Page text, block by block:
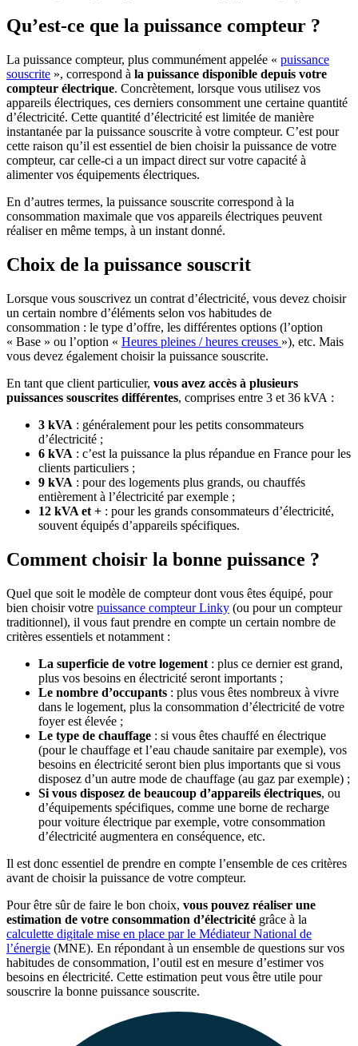
Qu’est-ce que la puissance compteur ?
La puissance compteur, plus communément appelée « puissance
souscrite », correspond à la puissance disponible depuis votre
compteur électrique. Concrètement, lorsque vous utilisez vos
appareils électriques, ces derniers consomment une certaine quantité
d’électricité. Cette quantité d’électricité est limitée de manière
instantanée par la puissance souscrite à votre compteur. C’est pour
cette raison qu’il est essentiel de bien choisir la puissance de votre
compteur, car celle-ci a un impact direct sur votre capacité à
alimenter vos équipements électriques.
En d’autres termes, la puissance souscrite correspond à la
consommation maximale que vos appareils électriques peuvent
réaliser en même temps, à un instant donné.
Choix de la puissance souscrit
Lorsque vous souscrivez un contrat d’électricité, vous devez choisir
un certain nombre d’éléments selon vos habitudes de
consommation : le type d’offre, les différentes options (l’option
« Base » ou l’option « Heures pleines / heures creuses »), etc. Mais
vous devez également choisir la puissance souscrite.
En tant que client particulier, vous avez accès à plusieurs
puissances souscrites différentes, comprises entre 3 et 36 kVA :
3 kVA : généralement pour les petits consommateurs
d’électricité ;
6 kVA : c’est la puissance la plus répandue en France pour les
clients particuliers ;
9 kVA : pour des logements plus grands, ou chauffés
entièrement à l’électricité par exemple ;
12 kVA et + : pour les grands consommateurs d’électricité,
souvent équipés d’appareils spécifiques.
Comment choisir la bonne puissance ?
Quel que soit le modèle de compteur dont vous êtes équipé, pour
bien choisir votre puissance compteur Linky (ou pour un compteur
traditionnel), il vous faut prendre en compte un certain nombre de
critères essentiels et notamment :
La superficie de votre logement : plus ce dernier est grand,
plus vos besoins en électricité seront importants ;
Le nombre d’occupants : plus vous êtes nombreux à vivre
dans le logement, plus la consommation d’électricité de votre
foyer est élevée ;
Le type de chauffage : si vous êtes chauffé en électrique
(pour le chauffage et l’eau chaude sanitaire par exemple), vos
besoins en électricité seront bien plus importants que si vous
disposez d’un autre mode de chauffage (au gaz par exemple) ;
Si vous disposez de beaucoup d’appareils électriques, ou
d’équipements spécifiques, comme une borne de recharge
pour voiture électrique par exemple, votre consommation
d’électricité augmentera en conséquence, etc.
Il est donc essentiel de prendre en compte l’ensemble de ces critères
avant de choisir la puissance de votre compteur.
Pour être sûr de faire le bon choix, vous pouvez réaliser une
estimation de votre consommation d’électricité grâce à la
calculette digitale mise en place par le Médiateur National de
l’énergie (MNE). En répondant à un ensemble de questions sur vos
habitudes de consommation, l’outil est en mesure d’estimer vos
besoins en électricité. Cette estimation peut vous être utile pour
souscrire la bonne puissance souscrite.